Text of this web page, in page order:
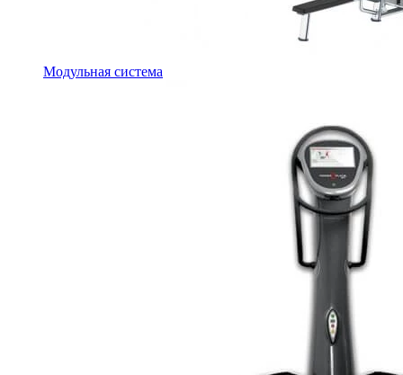
Модульная система